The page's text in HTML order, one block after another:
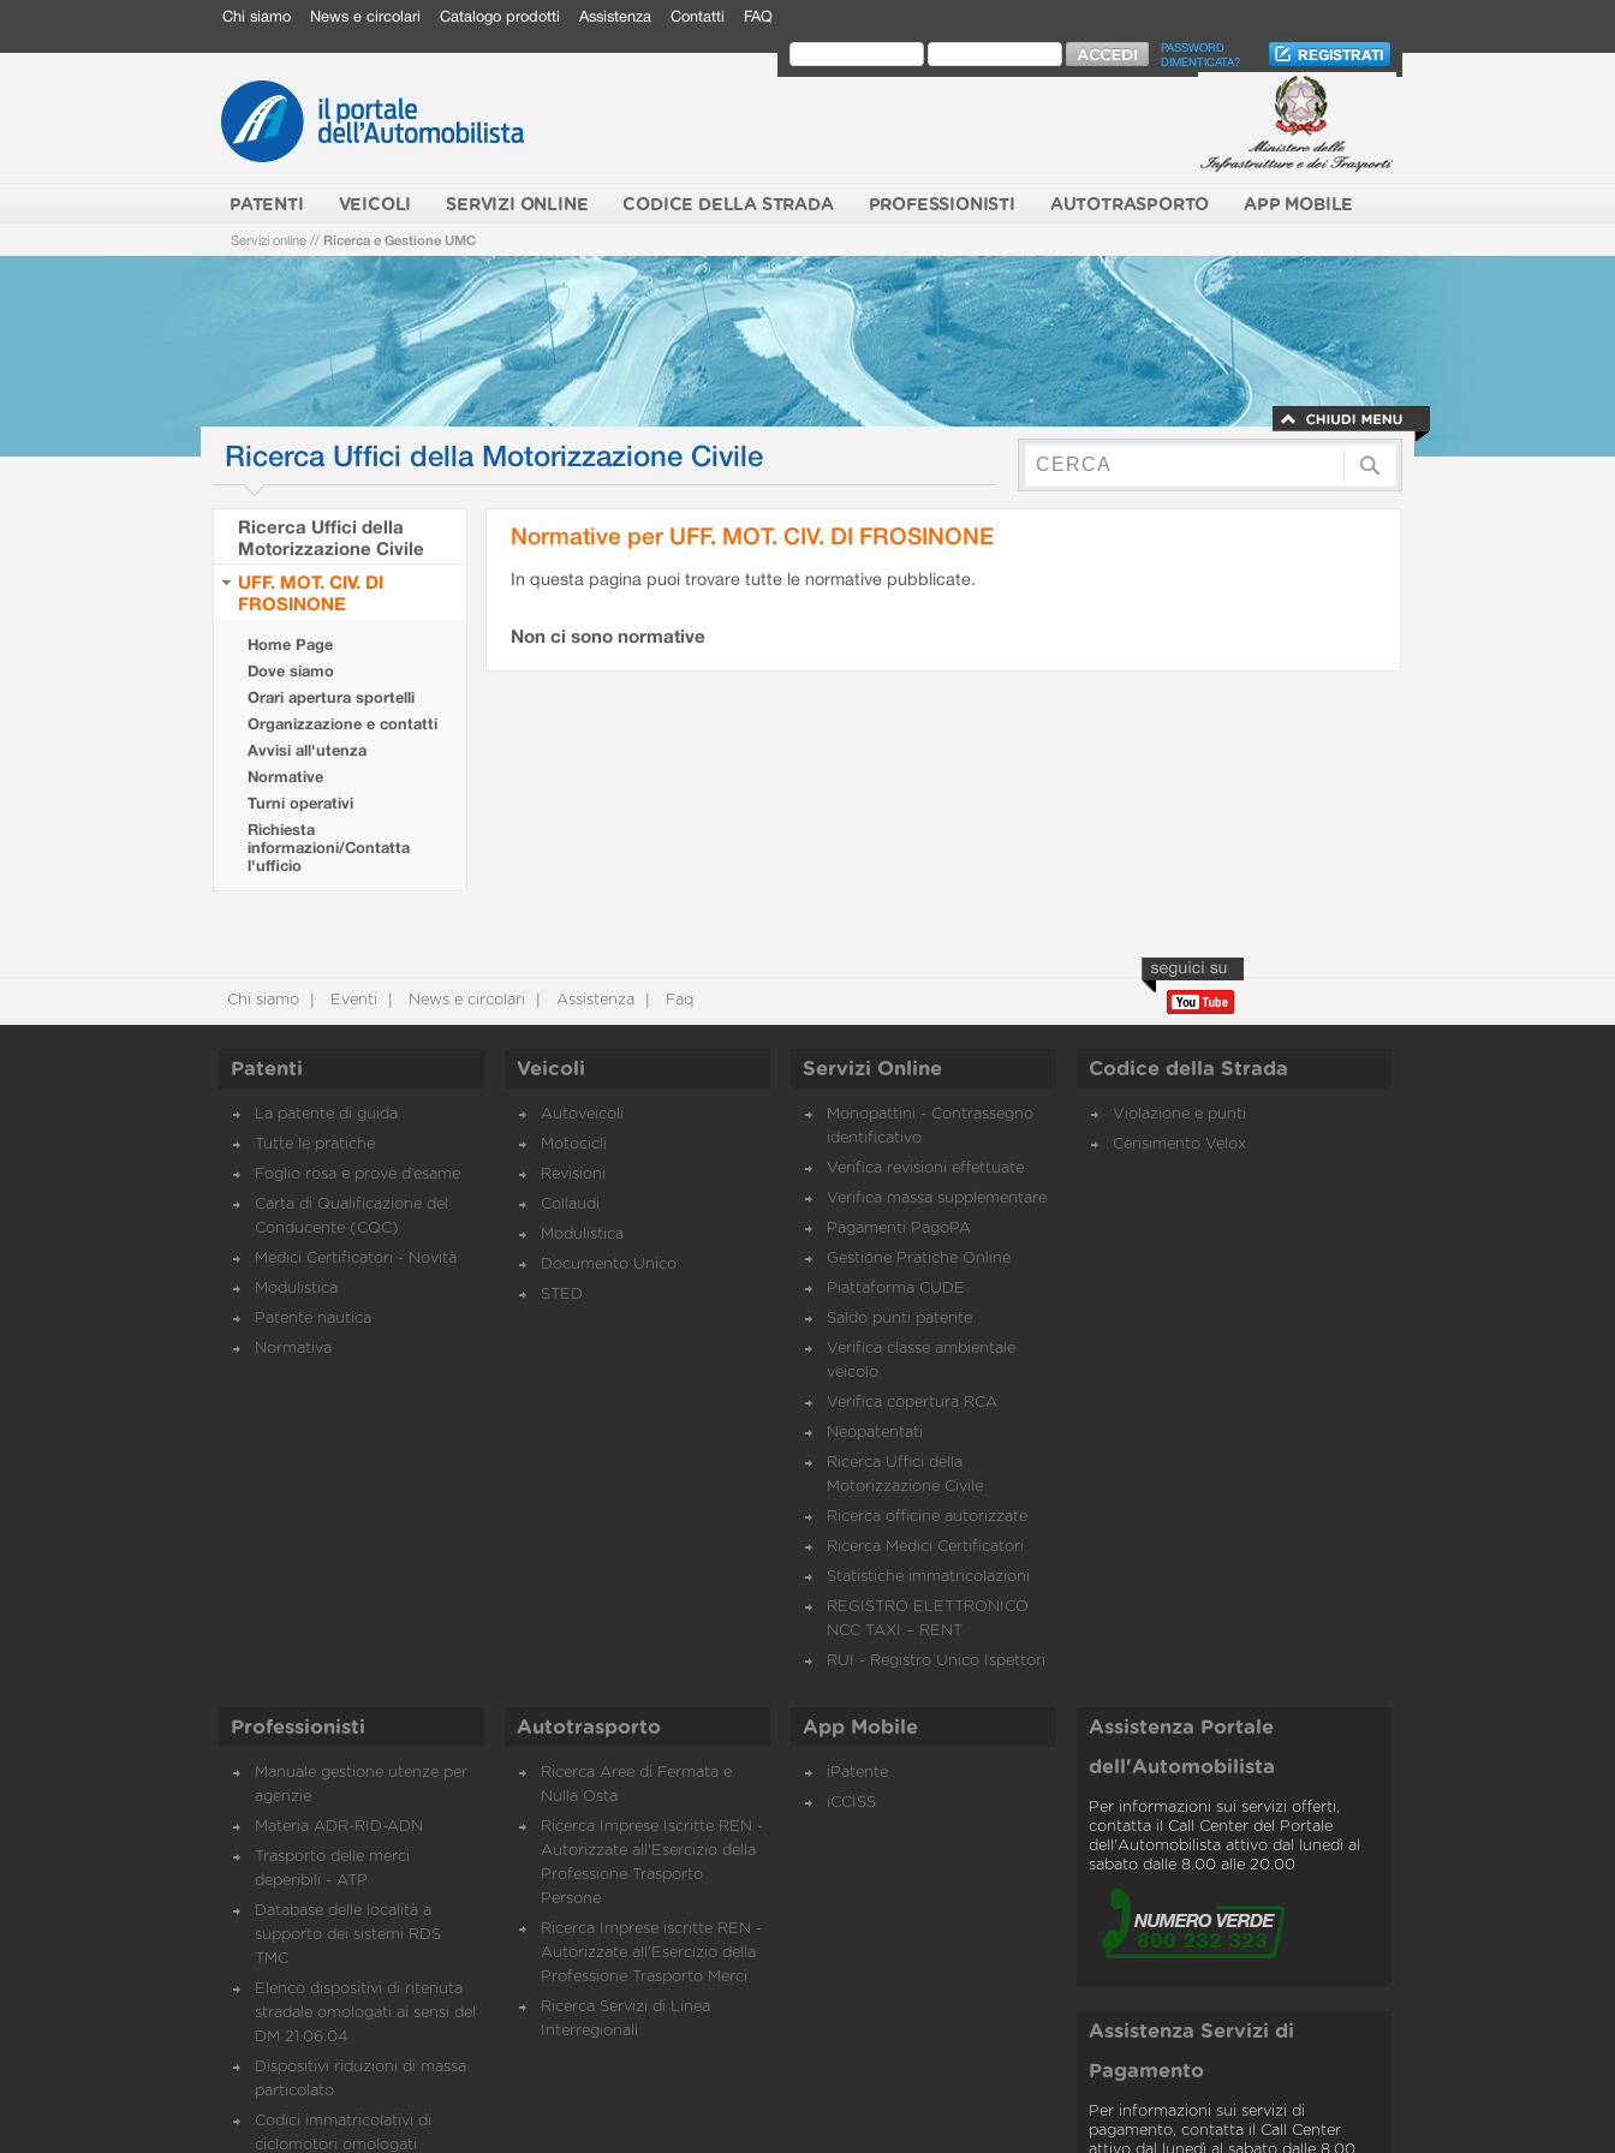
Chi siamo News e circolari Catalogo prodotti Assistenza Contatti FAQ
PASSWORD
DIMENTICATA?
PATENTI VEICOLI SERVIZI ONLINE CODICE DELLA STRADA PROFESSIONISTI AUTOTRASPORTO APP MOBILE
Servizi online // Ricerca e Gestione UMC
Ricerca Uffici della Motorizzazione Civile
Ricerca Uffici della
Motorizzazione Civile
UFF. MOT. CIV. DI
FROSINONE
Home Page
Dove siamo
Orari apertura sportelli
Organizzazione e contatti
Avvisi all'utenza
Normative
Turni operativi
Richiesta
informazioni/Contatta
l'ufficio
Normative per UFF. MOT. CIV. DI FROSINONE
In questa pagina puoi trovare tutte le normative pubblicate.
Non ci sono normative
Chi siamo Eventi News e circolari Assistenza Faq
Patenti
La patente di guida
Tutte le pratiche
Foglio rosa e prove d’esame
Carta di Qualificazione del
Conducente (CQC)
Medici Certificatori - Novità
Modulistica
Patente nautica
Normativa
Veicoli
Autoveicoli
Motocicli
Revisioni
Collaudi
Modulistica
Documento Unico
STED
Servizi Online
Monopattini - Contrassegno
identificativo
Verifica revisioni effettuate
Verifica massa supplementare
Pagamenti PagoPA
Gestione Pratiche Online
Piattaforma CUDE
Saldo punti patente
Verifica classe ambientale
veicolo
Verifica copertura RCA
Neopatentati
Ricerca Uffici della
Motorizzazione Civile
Ricerca officine autorizzate
Ricerca Medici Certificatori
Statistiche immatricolazioni
REGISTRO ELETTRONICO
NCC TAXI – RENT
RUI - Registro Unico Ispettori
Codice della Strada
Violazione e punti
Censimento Velox
Professionisti
Manuale gestione utenze per
agenzie
Materia ADR-RID-ADN
Trasporto delle merci
deperibili - ATP
Database delle località a
supporto dei sistemi RDS
TMC
Elenco dispositivi di ritenuta
stradale omologati ai sensi del
DM 21.06.04
Dispositivi riduzioni di massa
particolato
Codici immatricolativi di
ciclomotori omologati
Autotrasporto
Ricerca Aree di Fermata e
Nulla Osta
Ricerca Imprese Iscritte REN -
Autorizzate all'Esercizio della
Professione Trasporto
Persone
Ricerca Imprese iscritte REN -
Autorizzate all'Esercizio della
Professione Trasporto Merci
Ricerca Servizi di Linea
Interregionali
App Mobile
iPatente
iCCISS
Assistenza Portale
dell'Automobilista
Per informazioni sui servizi offerti,
contatta il Call Center del Portale
dell'Automobilista attivo dal lunedì al
sabato dalle 8.00 alle 20.00
Assistenza Servizi di
Pagamento
Per informazioni sui servizi di
pagamento, contatta il Call Center